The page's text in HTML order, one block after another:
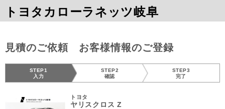
トヨタカローラネッツ岐阜
見積のご依頼 お客様情報のご登録
STEP1
入力
STEP2
確認
STEP3
完了
トヨタ
ヤリスクロス Z